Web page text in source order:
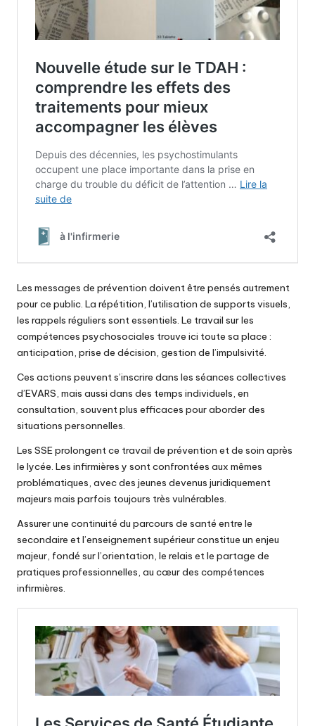
Les messages de prévention doivent être pensés autrement
pour ce public. La répétition, l’utilisation de supports visuels,
les rappels réguliers sont essentiels. Le travail sur les
compétences psychosociales trouve ici toute sa place :
anticipation, prise de décision, gestion de l’impulsivité.
Ces actions peuvent s’inscrire dans les séances collectives
d’EVARS, mais aussi dans des temps individuels, en
consultation, souvent plus efficaces pour aborder des
situations personnelles.
Les SSE prolongent ce travail de prévention et de soin après
le lycée. Les infirmières y sont confrontées aux mêmes
problématiques, avec des jeunes devenus juridiquement
majeurs mais parfois toujours très vulnérables.
Assurer une continuité du parcours de santé entre le
secondaire et l’enseignement supérieur constitue un enjeu
majeur, fondé sur l’orientation, le relais et le partage de
pratiques professionnelles, au cœur des compétences
infirmières.